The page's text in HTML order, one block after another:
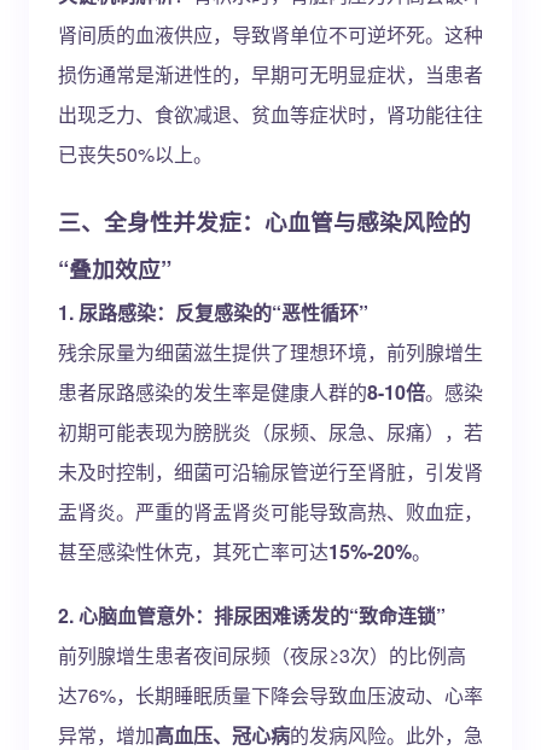
肾间质的血液供应，导致肾单位不可逆坏死。这种
损伤通常是渐进性的，早期可无明显症状，当患者
出现乏力、食欲减退、贫血等症状时，肾功能往往
已丧失50%以上。
三、全身性并发症：心血管与感染风险的
“叠加效应”
1. 尿路感染：反复感染的“恶性循环”
残余尿量为细菌滋生提供了理想环境，前列腺增生
患者尿路感染的发生率是健康人群的8-10倍。感染
初期可能表现为膀胱炎（尿频、尿急、尿痛），若
未及时控制，细菌可沿输尿管逆行至肾脏，引发肾
盂肾炎。严重的肾盂肾炎可能导致高热、败血症，
甚至感染性休克，其死亡率可达15%-20%。
2. 心脑血管意外：排尿困难诱发的“致命连锁”
前列腺增生患者夜间尿频（夜尿≥3次）的比例高
达76%，长期睡眠质量下降会导致血压波动、心率
异常，增加高血压、冠心病的发病风险。此外，急